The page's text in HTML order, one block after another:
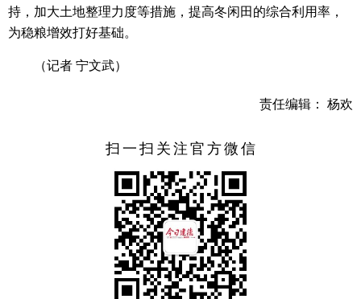
持，加大土地整理力度等措施，提高冬闲田的综合利用率，
为稳粮增效打好基础。
（记者 宁文武）
责任编辑： 杨欢
扫一扫关注官方微信